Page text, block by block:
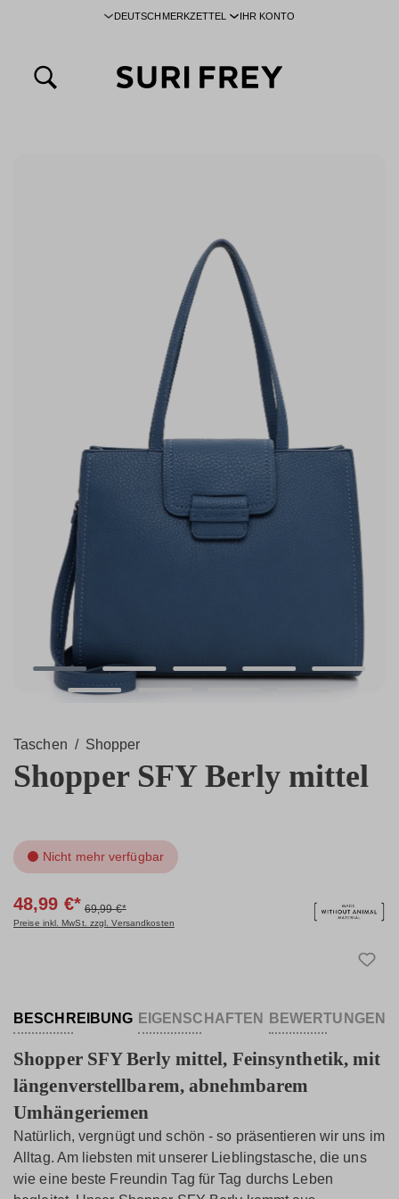
springen DEUTSCH MERKZETTEL IHR KONTO
Taschen / Shopper
Shopper SFY Berly mittel
BESCHREIBUNG EIGENSCHAFTEN BEWERTUNGEN
Shopper SFY Berly mittel, Feinsynthetik, mit
längenverstellbarem, abnehmbarem
Umhängeriemen
Natürlich, vergnügt und schön - so präsentieren wir uns im
Alltag. Am liebsten mit unserer Lieblingstasche, die uns
wie eine beste Freundin Tag für Tag durchs Leben
Nicht mehr verfügbar
48,99 €* 69,99 €*
Preise inkl. MwSt. zzgl. Versandkosten